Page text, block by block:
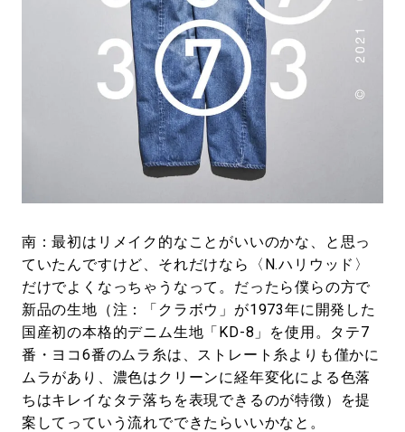
南：最初はリメイク的なことがいいのかな、と思っ
ていたんですけど、それだけなら〈N.ハリウッド〉
だけでよくなっちゃうなって。だったら僕らの方で
新品の生地（注：「クラボウ」が1973年に開発した
国産初の本格的デニム生地「KD-8」を使用。タテ7
番・ヨコ6番のムラ糸は、ストレート糸よりも僅かに
ムラがあり、濃色はクリーンに経年変化による色落
ちはキレイなタテ落ちを表現できるのが特徴）を提
案してっていう流れでできたらいいかなと。